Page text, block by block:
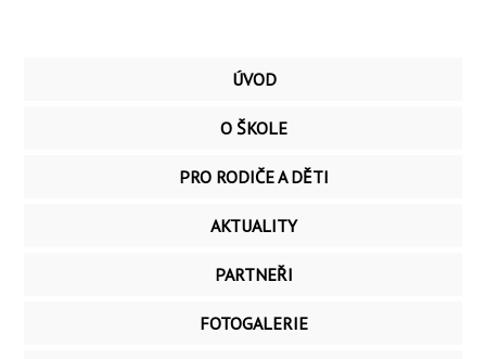
ÚVOD
O ŠKOLE
PRO RODIČE A DĚTI
AKTUALITY
PARTNEŘI
FOTOGALERIE